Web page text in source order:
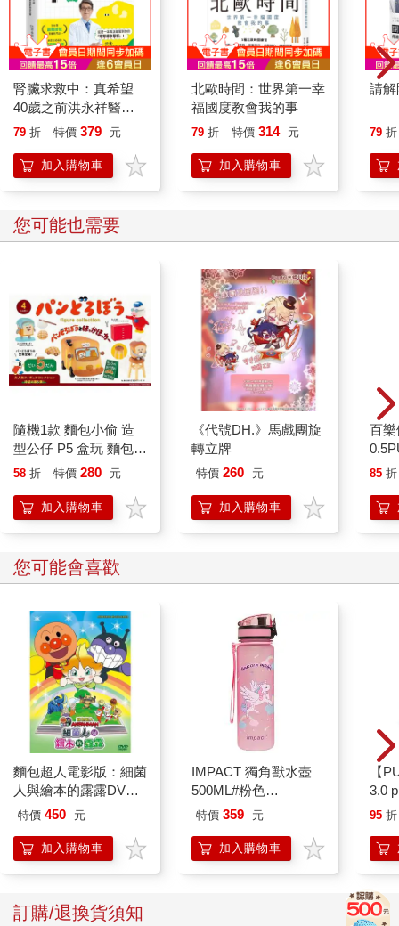
腎臟求救中：真希望
40歲之前洪永祥醫師
就告訴我這些事
79 折 特價 379 元
加入購物車
北歐時間：世界第一幸
福國度教會我的事
79 折 特價 314 元
加入購物車
請解
79 折
您可能也需要
隨機1款 麵包小偷 造
型公仔 P5 盒玩 麵包
吐司小偷 麵包車 小豬
58 折 特價 280 元
加入購物車
《代號DH.》馬戲團旋
轉立牌
特價 260 元
加入購物車
百
量)
85 折
您可能會喜歡
麵包超人電影版：細菌
人與繪本的露露DVD-
平裝版
特價 450 元
加入購物車
IMPACT 獨角獸水壺
500ML#粉色
IM00B11PK
特價 359 元
加入購物車
【
3.0
藍
95 折
訂購/退換貨須知